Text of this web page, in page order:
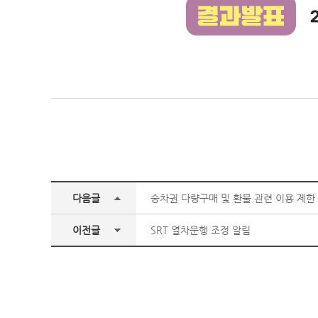
다음글 승차권 다량구매 및 환불 관련 이용 제한
이전글 SRT 열차운행 조정 알림